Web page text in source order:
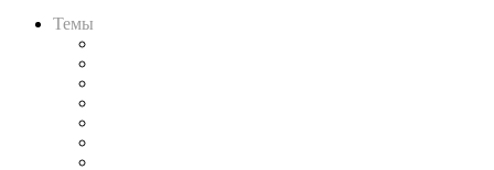
Темы